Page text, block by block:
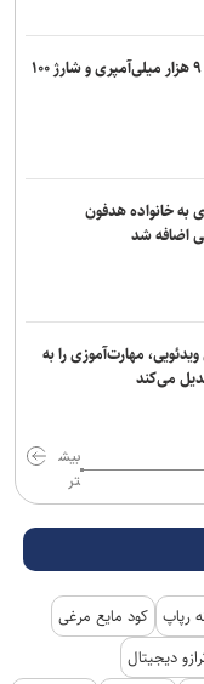
آیکو نئو ۱۱S با باتری ۹ هزار میلی‌آمپری و شارژ ۱۰۰
به خانواده هدفون
مهارت‌آموزی را به
می‌کند
بیش
تر
رپاپ کود مایع مرغی
دیجیتال